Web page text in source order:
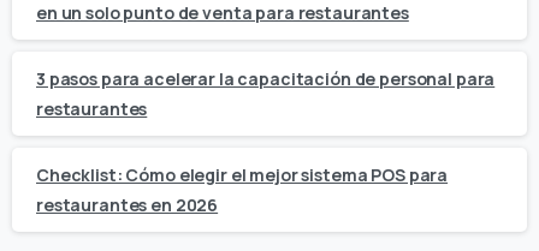
en un solo punto de venta para restaurantes
3 pasos para acelerar la capacitación de personal para
restaurantes
Checklist: Cómo elegir el mejor sistema POS para
restaurantes en 2026